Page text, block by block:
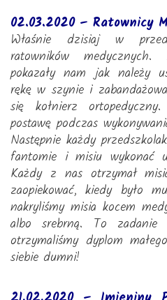
02.03.2020 – Ratownicy
Właśnie dzisiaj w
ratowników medycznych.
pokazały nam jak należy
rękę w szynie i
się kołnierz
postawę podczas
Następnie każdy
fantomie i misiu wykonać
Każdy z nas otrzymał
zaopiekować, kiedy było
nakryliśmy misia kocem
albo srebrną. To zadanie
otrzymaliśmy dyplom
siebie dumni!